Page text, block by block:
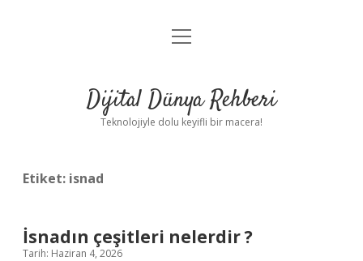
Anasayfa
Yasal Uyarı
menüyü
Dijital Dünya Rehberi
Teknolojiyle dolu keyifli bir macera!
Etiket: isnad
İsnadın çeşitleri nelerdir ?
Tarih: Haziran 4, 2026